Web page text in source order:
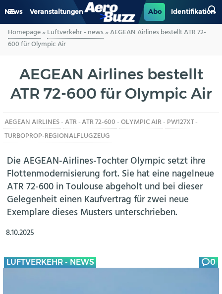
News Veranstaltungen Abo Identifikation
GENERAL AVIATION
LUFTVERKEHR
INDUSTRIE
HELIKOPTER
AERO-KULTUR
Homepage»Luftverkehr - news»AEGEAN Airlines bestellt ATR 72-
600 für Olympic Air
AEGEAN Airlines bestellt
ATR 72-600 für Olympic Air
AEGEAN AIRLINES-ATR-ATR 72-600 -OLYMPIC AIR- PW127XT-
TURBOPROP-REGIONALFLUGZEUG
Die AEGEAN-Airlines-Tochter Olympic setzt ihre
Flottenmodernisierung fort. Sie hat eine nagelneue
ATR 72-600 in Toulouse abgeholt und bei dieser
Gelegenheit einen Kaufvertrag für zwei neue
Exemplare dieses Musters unterschrieben.
8.10.2025
LUFTVERKEHR - NEWS 0